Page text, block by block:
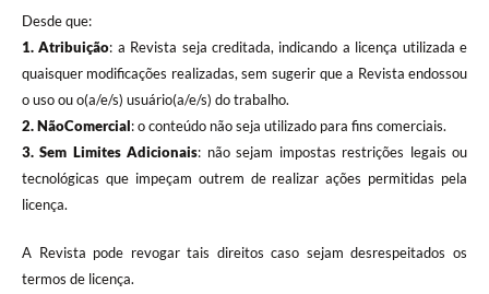
Desde que:
1. Atribuição: a Revista seja creditada, indicando a licença utilizada e
quaisquer modificações realizadas, sem sugerir que a Revista endossou
o uso ou o(a/e/s) usuário(a/e/s) do trabalho.
2. NãoComercial: o conteúdo não seja utilizado para fins comerciais.
3.Sem Limites Adicionais: não sejam impostas restrições legais ou
tecnológicas que impeçam outrem de realizar ações permitidas pela
licença.
A Revista pode revogar tais direitos caso sejam desrespeitados os
termos de licença.